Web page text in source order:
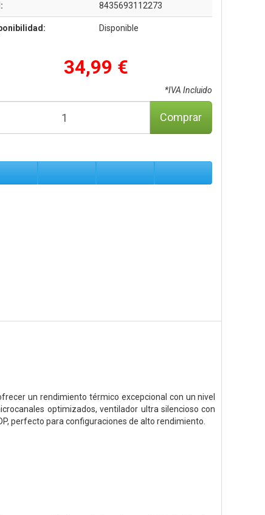
8435693112273
Disponible
34,99 €
*IVA Incluido
Comprar
un rendimiento térmico excepcional con un nivel
optimizados, ventilador ultra silencioso con
perfecto para configuraciones de alto rendimiento.